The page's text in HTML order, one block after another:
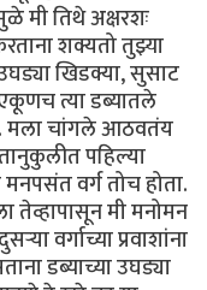
मी तिथे अक्षरशः
शक्यतो तुझ्या
खिडक्या, सुसाट
त्या डब्यातले
मला चांगले आठवतंय
पहिल्या
वर्ग तोच होता.
तेव्हापासून मी मनोमन
वर्गाच्या प्रवाशांना
डब्याच्या उघड्या